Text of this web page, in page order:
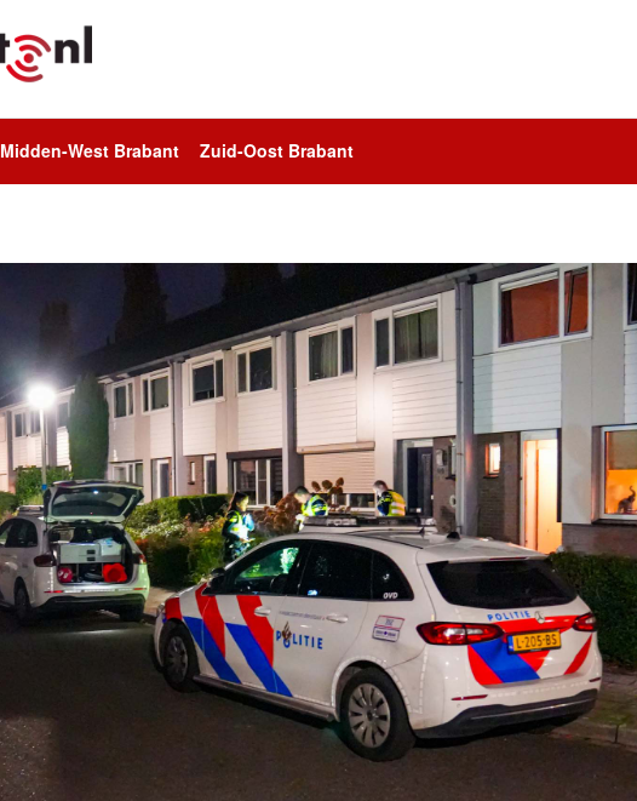
Midden-West Brabant Zuid-Oost Brabant